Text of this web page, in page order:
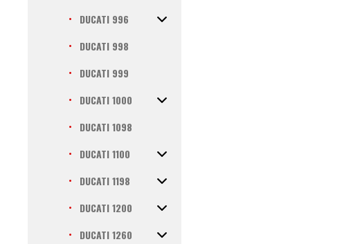
DUCATI 996
DUCATI 998
DUCATI 999
DUCATI 1000
DUCATI 1098
DUCATI 1100
DUCATI 1198
DUCATI 1200
DUCATI 1260